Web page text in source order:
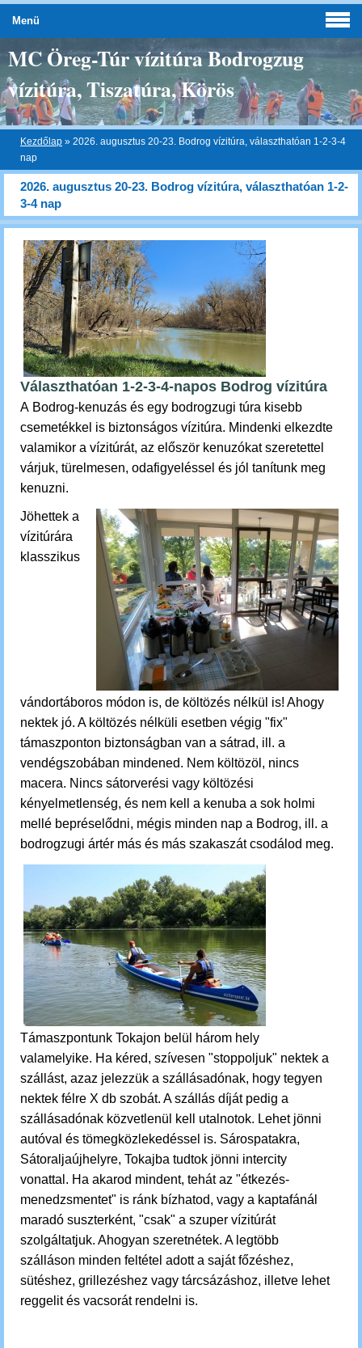
MC Öreg-Túr vízitúra Bodrogzug
vízitúra, Tiszatúra, Körös
Kezdőlap » 2026. augusztus 20-23. Bodrog vízitúra, választhatóan 1-2-3-4
nap
2026. augusztus 20-23. Bodrog vízitúra, választhatóan 1-2-
3-4 nap
Választhatóan 1-2-3-4-napos Bodrog vízitúra
A Bodrog-kenuzás és egy bodrogzugi túra kisebb
csemetékkel is biztonságos vízitúra. Mindenki elkezdte
valamikor a vízitúrát, az először kenuzókat szeretettel
várjuk, türelmesen, odafigyeléssel és jól tanítunk meg
kenuzni.
Jöhettek a
vízitúrára
klasszikus
vándortáboros módon is, de költözés nélkül is! Ahogy
nektek jó. A költözés nélküli esetben végig "fix"
támaszponton biztonságban van a sátrad, ill. a
vendégszobában mindened. Nem költözöl, nincs
macera. Nincs sátorverési vagy költözési
kényelmetlenség, és nem kell a kenuba a sok holmi
mellé bepréselődni, mégis minden nap a Bodrog, ill. a
bodrogzugi ártér más és más szakaszát csodálod meg.
Támaszpontunk Tokajon belül három hely
valamelyike. Ha kéred, szívesen "stoppoljuk" nektek a
szállást, azaz jelezzük a szállásadónak, hogy tegyen
nektek félre X db szobát. A szállás díját pedig a
szállásadónak közvetlenül kell utalnotok. Lehet jönni
autóval és tömegközlekedéssel is. Sárospatakra,
Sátoraljaújhelyre, Tokajba tudtok jönni intercity
vonattal. Ha akarod mindent, tehát az "étkezés-
menedzsmentet" is ránk bízhatod, vagy a kaptafánál
maradó suszterként, "csak" a szuper vízitúrát
szolgáltatjuk. Ahogyan szeretnétek. A legtöbb
szálláson minden feltétel adotta saját főzéshez,
sütéshez, grillezéshez vagy tárcsázáshoz, illetve lehet
reggelit és vacsorát rendelni is.
Menü